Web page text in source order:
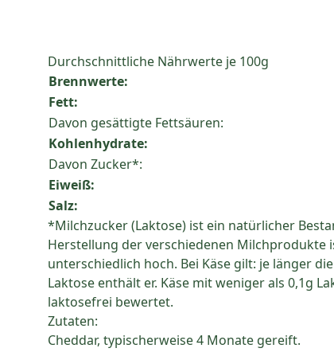
Durchschnittliche Nährwerte je 100g
Brennwerte:
Fett:
Davon gesättigte Fettsäuren:
Kohlenhydrate:
Davon Zucker*:
Eiweiß:
Salz:
*Milchzucker (Laktose) ist ein natürlicher
Herstellung der verschiedenen Milchprodukte
unterschiedlich hoch. Bei Käse gilt: je länger
Laktose enthält er. Käse mit weniger als 0,1g
laktosefrei bewertet.
Zutaten:
Cheddar, typischerweise 4 Monate gereift.